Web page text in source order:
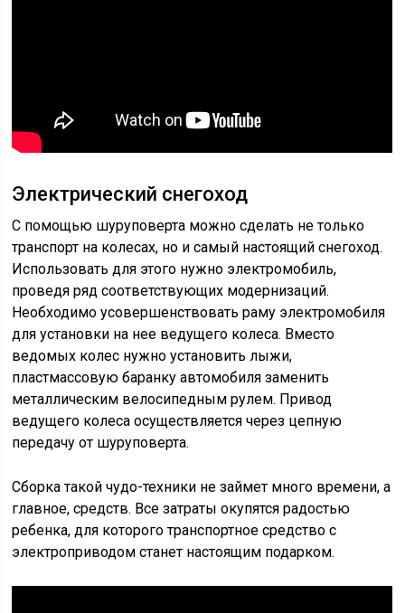
Электрический снегоход
С помощью шуруповерта можно сделать не только
транспорт на колесах, но и самый настоящий снегоход.
Использовать для этого нужно электромобиль,
проведя ряд соответствующих модернизаций.
Необходимо усовершенствовать раму электромобиля
для установки на нее ведущего колеса. Вместо
ведомых колес нужно установить лыжи,
пластмассовую баранку автомобиля заменить
металлическим велосипедным рулем. Привод
ведущего колеса осуществляется через цепную
передачу от шуруповерта.
Сборка такой чудо-техники не займет много времени, а
главное, средств. Все затраты окупятся радостью
ребенка, для которого транспортное средство с
электроприводом станет настоящим подарком.